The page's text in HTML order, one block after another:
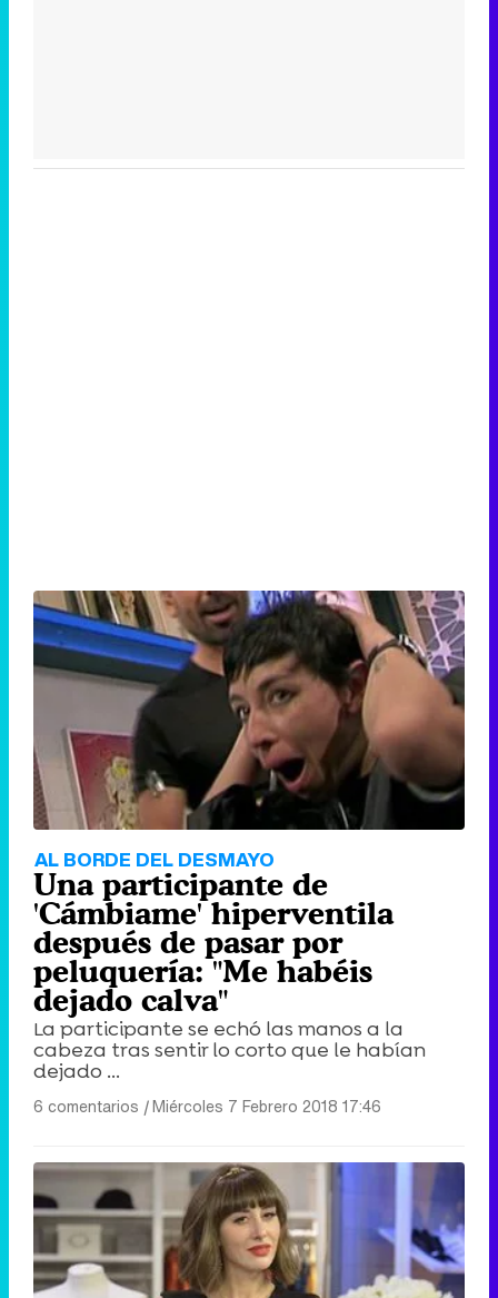
AL BORDE DEL DESMAYO
Una participante de
'Cámbiame' hiperventila
después de pasar por
peluquería: "Me habéis
dejado calva"
La participante se echó las manos a la
cabeza tras sentir lo corto que le habían
dejado ...
6 comentarios |Miércoles 7 Febrero 2018 17:46